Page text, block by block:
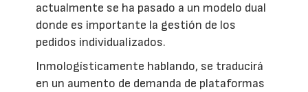
actualmente se ha pasado a un modelo dual
donde es importante la gestión de los
pedidos individualizados.
Inmologísticamente hablando, se traducirá
en un aumento de demanda de plataformas